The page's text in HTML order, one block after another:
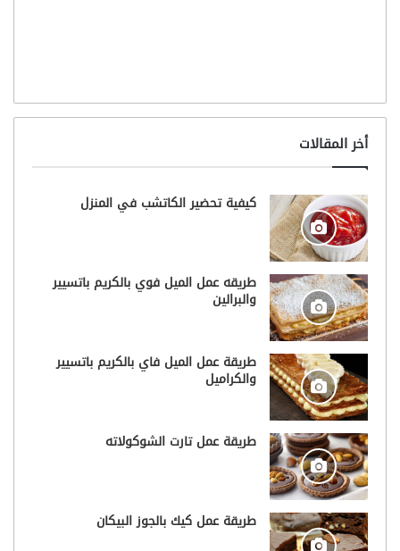
أخر المقالات
كيفية تحضير الكاتشب في المنزل
طريقه عمل الميل فوي بالكريم باتسيير
والبرالين
طريقة عمل الميل فاي بالكريم باتسيير
والكراميل
طريقة عمل تارت الشوكولاته
طريقة عمل كيك بالجوز البيكان